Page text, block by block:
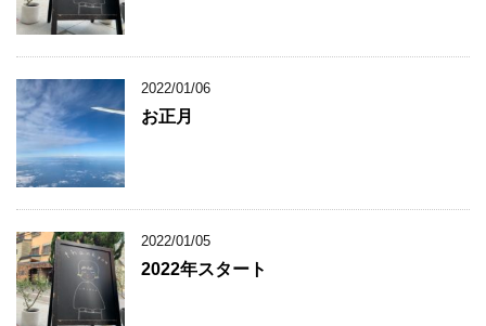
2022/01/06
お正月
2022/01/05
2022年スタート